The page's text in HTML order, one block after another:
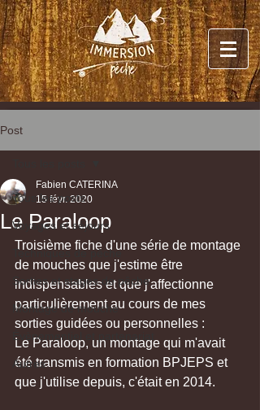
Post
Tous les posts
Voyages et séjours
Techniques de pêche
Sorties et stages de pêche
Montage de mouche
Évènementiel et partenariat
Autres
Le Paraloop
Fabien CATERINA
15 févr. 2020
Troisième fiche d'une série de montage
de mouches que j'estime être
indispensables et que j'affectionne
particulièrement au cours de mes
sorties guidées ou personnelles :
Le Paraloop, un montage qui m'avait
été transmis en formation BPJEPS et
que j'utilise depuis, c'était en 2014.